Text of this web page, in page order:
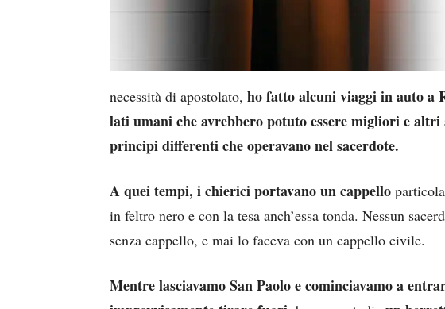
necessità di apostolato, ho fatto alcuni viaggi in auto a
lati umani che avrebbero potuto essere migliori e altri
principi differenti che operavano nel sacerdote.
A quei tempi, i chierici portavano un cappello
in feltro nero e con la tesa anch’essa tonda. Nessun
senza cappello, e mai lo faceva con un cappello civile.
Mentre lasciavamo San Paolo e cominciavamo a